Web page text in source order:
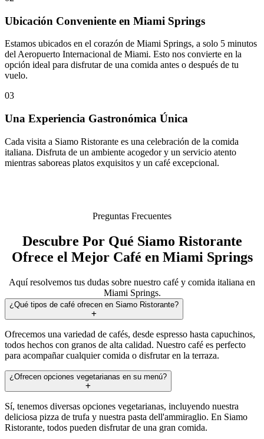
Ubicación Conveniente en Miami Springs
Estamos ubicados en el corazón de Miami Springs, a solo 5 minutos
del Aeropuerto Internacional de Miami. Esto nos convierte en la
opción ideal para disfrutar de una comida antes o después de tu
vuelo.
03
Una Experiencia Gastronómica Única
Cada visita a Siamo Ristorante es una celebración de la comida
italiana. Disfruta de un ambiente acogedor y un servicio atento
mientras saboreas platos exquisitos y un café excepcional.
Preguntas Frecuentes
Descubre Por Qué Siamo Ristorante
Ofrece el Mejor Café en Miami Springs
Aquí resolvemos tus dudas sobre nuestro café y comida italiana en
Miami Springs.
¿Qué tipos de café ofrecen en Siamo Ristorante?
Ofrecemos una variedad de cafés, desde espresso hasta capuchinos,
todos hechos con granos de alta calidad. Nuestro café es perfecto
para acompañar cualquier comida o disfrutar en la terraza.
¿Ofrecen opciones vegetarianas en su menú?
Sí, tenemos diversas opciones vegetarianas, incluyendo nuestra
deliciosa pizza de trufa y nuestra pasta dell'ammiraglio. En Siamo
Ristorante, todos pueden disfrutar de una gran comida.